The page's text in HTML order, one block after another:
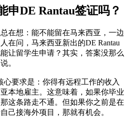
申DE Rantau签证吗？
在想：能不能留在马来西亚，一边
在问，马来西亚新出的DE Rantau
让留学生申请？其实，答案没那么
。
心要求是：你得有远程工作的收入
本地雇主。这意味着，如果你毕业
这条路走不通。但如果你之前是在
己接海外项目，那就有机会。